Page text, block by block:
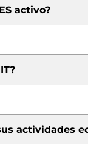
activo?
actividades